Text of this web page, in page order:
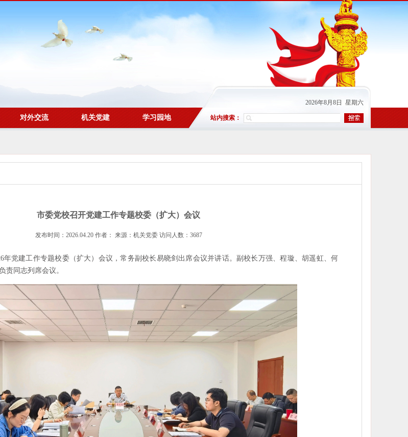
对外交流 机关党建 学习园地
2026年8月8日 星期六
站内搜索：
市委党校召开党建工作专题校委（扩大）会议
发布时间：2026.04.20 作者： 来源：机关党委 访问人数：3687
年党建工作专题校委（扩大）会议，常务副校长易晓剑出席会议并讲话。副校长万强、程璇、胡遥虹、何
责同志列席会议。